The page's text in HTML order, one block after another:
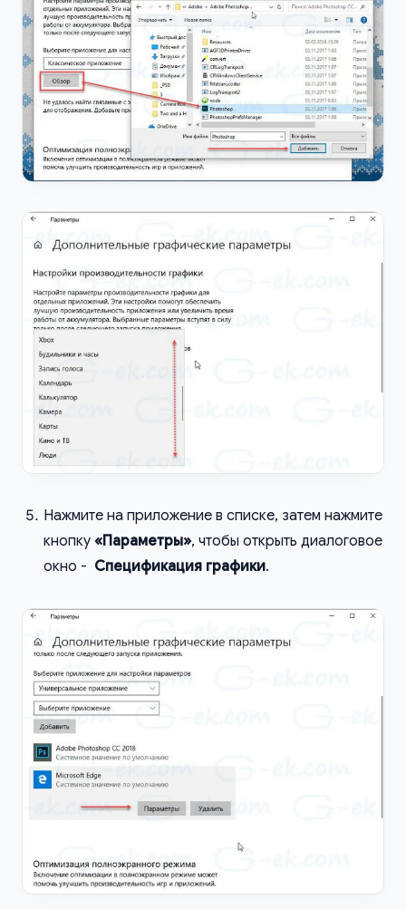
Нажмите на приложение в списке, затем нажмите
кнопку «Параметры», чтобы открыть диалоговое
окно - Спецификация графики.